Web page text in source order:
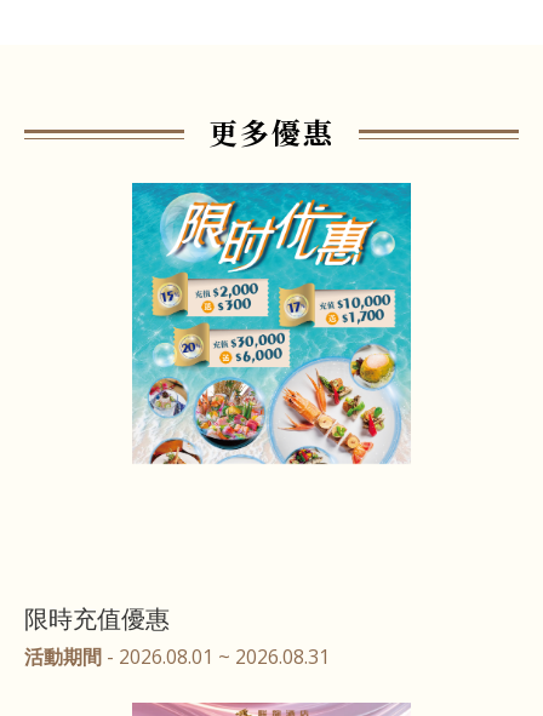
更多優惠
限時充值優惠
活動期間 - 2026.08.01 ~ 2026.08.31